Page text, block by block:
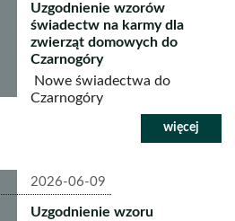
Uzgodnienie wzorów
świadectw na karmy dla
zwierząt domowych do
Czarnogóry
Nowe świadectwa do
Czarnogóry
2026-06-09
Uzgodnienie wzoru